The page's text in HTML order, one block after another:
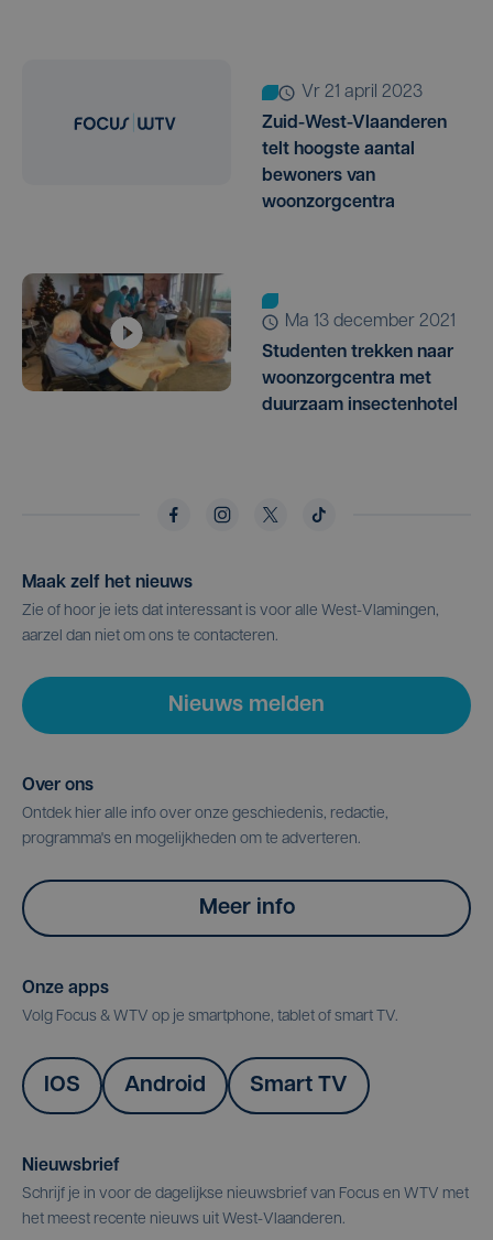
vr 21 april 2023
Zuid-West-Vlaanderen
telt hoogste aantal
bewoners van
woonzorgcentra
ma 13 december 2021
Studenten trekken naar
woonzorgcentra met
duurzaam insectenhotel
Maak zelf het nieuws
Zie of hoor je iets dat interessant is voor alle West-Vlamingen,
aarzel dan niet om ons te contacteren.
Nieuws melden
Over ons
Ontdek hier alle info over onze geschiedenis, redactie,
programma's en mogelijkheden om te adverteren.
Meer info
Onze apps
Volg Focus & WTV op je smartphone, tablet of smart TV.
IOS Android Smart TV
Nieuwsbrief
Schrijf je in voor de dagelijkse nieuwsbrief van Focus en WTV met
het meest recente nieuws uit West-Vlaanderen.